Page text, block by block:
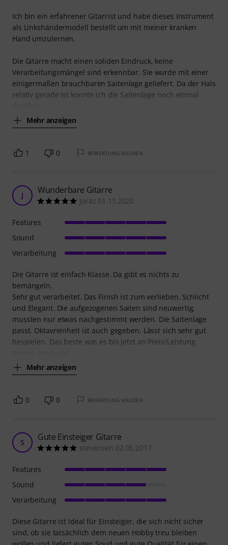
Ich bin ein erfahrener Gitarrist und habe dieses Instrument
als Linkshändermodell bestellt um mit meiner kranken
Hand umzulernen.
Die Gitarre macht einen soliden Eindruck, keine
Verarbeitungsmängel sind erkennbar. Sie wurde mit einer
einigermaßen brauchbaren Saitenlage geliefert. Da der Hals
relativ gerade ist konnte ich die Saitenlage noch einmal
Mehr anzeigen
1 0 BEWERTUNG MELDEN
J Wunderbare Gitarre
Joraz 01.11.2020
Die Gitarre ist einfach Klasse. Da gibt es nichts zu
bemängeln.
Sehr gut verarbeitet. Das Finish ist zum verlieben. Schlicht
und Elegant. Die aufgezogenen Saiten sind neuwertig,
mussten nur etwas nachgestimmt werden. Die Saitenlage
passt. Oktavreinheit ist auch gegeben. Lässt sich sehr gut
bespielen. Das beste was es bis jetzt an Preis/Leistung
Mehr anzeigen
Features
Sound
Verarbeitung
0 0 BEWERTUNG MELDEN
S Gute Einsteiger Gitarre
stevensen 02.05.2017
Diese Gitarre ist ideal für Einsteiger, die sich nicht sicher
sind, ob sie tatsächlich dem neuen Hobby treu bleiben
Features
Sound
Verarbeitung